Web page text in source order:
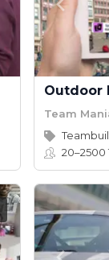
Outdoor
Team
20–2500